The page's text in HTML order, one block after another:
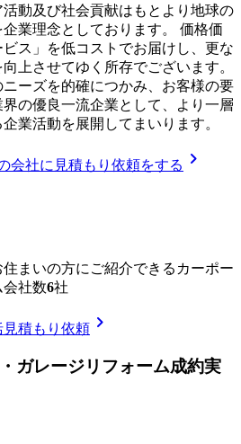
動及び社会貢献はもとより地球の
業理念としております。 価格価
ス」を低コストでお届けし、更な
上させてゆく所存でございます。
ーズを的確につかみ、お客様の要
の優良一流企業として、より一層
業活動を展開してまいります。
会社に見積もり依頼をする chevron_right
住まいの方にご紹介できる カーポー
会社数6社
見積もり依頼 chevron_right
ガレージリフォーム成約実